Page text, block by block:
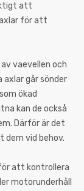
att
för att
vaevellen och
axlar går sönder
ökad
kan de också
Därför är det
vid behov.
att kontrollera
motorunderhåll